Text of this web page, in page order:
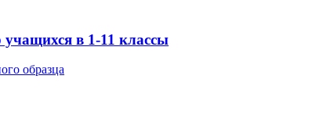
в 1-11 классы
образца